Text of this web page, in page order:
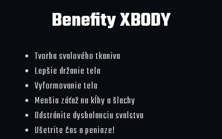
Benefity XBODY
Tvorba svalového tkaniva
Lepšie držanie tela
Vyformovanie tela
Menšia záťaž na kĺby a šlachy
Odstránite dysbalanciu svalstva
Ušetrite čas a peniaze!